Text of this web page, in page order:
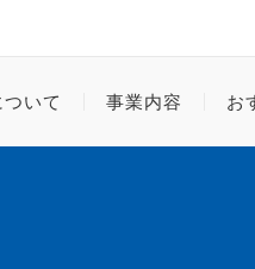
いて 事業内容 お